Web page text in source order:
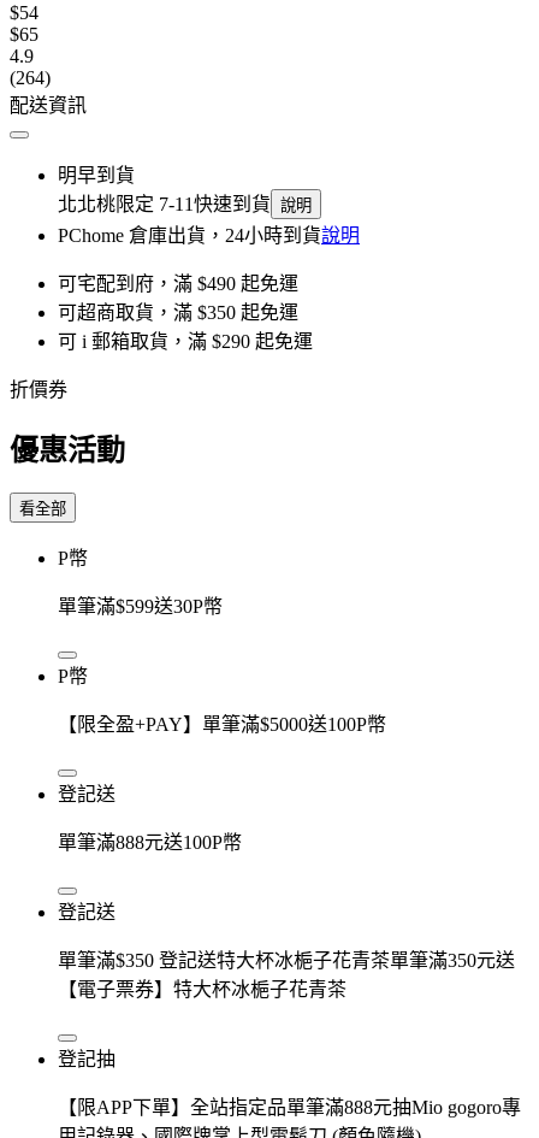
$54
$65
4.9
(264)
配送資訊
明早到貨
北北桃限定 7-11快速到貨 說明
PChome 倉庫出貨，24小時到貨說明
可宅配到府，滿 $490 起免運
可超商取貨，滿 $350 起免運
可 i 郵箱取貨，滿 $290 起免運
折價券
優惠活動
看全部
P幣
單筆滿$599送30P幣
P幣
【限全盈+PAY】單筆滿$5000送100P幣
登記送
單筆滿888元送100P幣
登記送
單筆滿$350 登記送特大杯冰梔子花青茶單筆滿350元送
【電子票券】特大杯冰梔子花青茶
登記抽
【限APP下單】全站指定品單筆滿888元抽Mio gogoro專